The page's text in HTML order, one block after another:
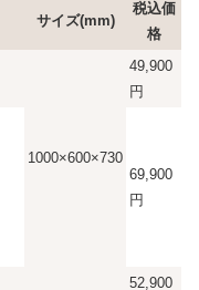
サイズ(mm)
税込価
格
1000×600×730
49,900
円
69,900
円
52,900